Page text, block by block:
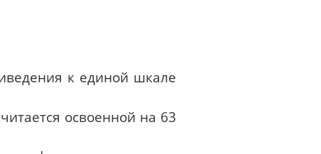
к единой шкале
освоенной на 63